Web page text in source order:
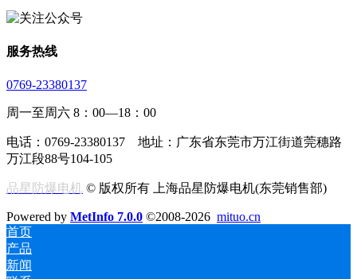
服务热线
0769-23380137
周一至周六 8：00—18：00
电话：0769-23380137 地址：广东省东莞市万江街道莞穗路
万江段88号104-105
品星防爆电机 © 版权所有 上海品星防爆电机(东莞销售部)
Powered by MetInfo 7.0.0 ©2008-2026 mituo.cn
首页
产品
新闻